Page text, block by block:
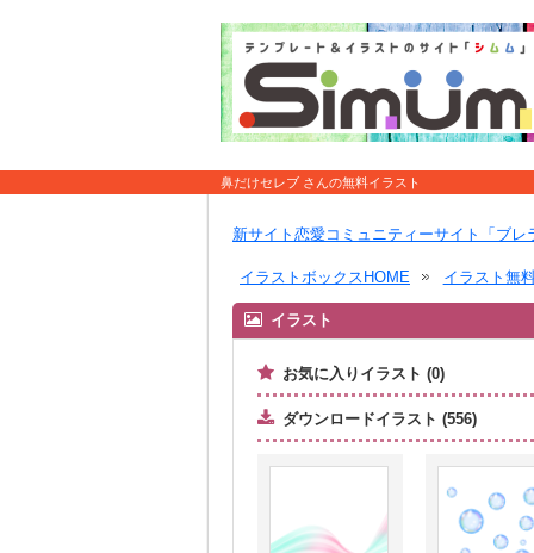
鼻だけセレブ さんの無料イラスト
新サイト恋愛コミュニティーサイト「ブレ
イラストボックスHOME イラスト無
イラスト
お気に入りイラスト (0)
ダウンロードイラスト (556)